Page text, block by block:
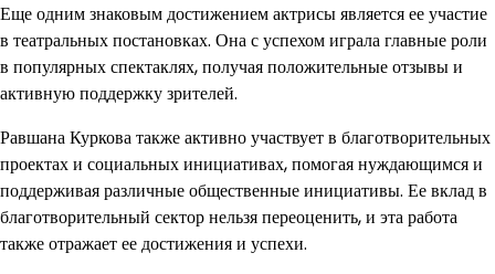
Еще одним знаковым достижением актрисы является ее участие
в театральных постановках. Она с успехом играла главные роли
в популярных спектаклях, получая положительные отзывы и
активную поддержку зрителей.
Равшана Куркова также активно участвует в благотворительных
проектах и социальных инициативах, помогая нуждающимся и
поддерживая различные общественные инициативы. Ее вклад в
благотворительный сектор нельзя переоценить, и эта работа
также отражает ее достижения и успехи.